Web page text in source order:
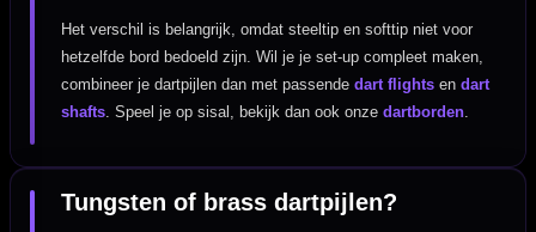
Het verschil is belangrijk, omdat steeltip en softtip niet voor
hetzelfde bord bedoeld zijn. Wil je je set-up compleet maken,
combineer je dartpijlen dan met passendedart flights endart
shafts. Speel je op sisal, bekijk dan ook onzedartborden.
Tungsten of brass dartpijlen?